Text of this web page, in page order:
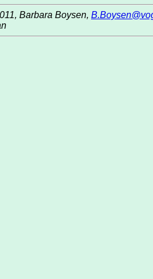
Barbara Boysen,